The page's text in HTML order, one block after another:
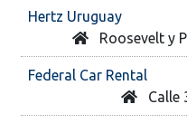
Hertz Uruguay
Roosevelt y
Federal Car Rental
Calle